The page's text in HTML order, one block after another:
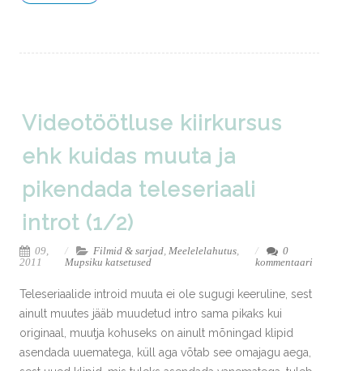
Videotöötluse kiirkursus
ehk kuidas muuta ja
pikendada teleseriaali
introt (1/2)
09,
2011
Filmid & sarjad,Meelelelahutus,
Mupsiku katsetused
0
kommentaari
Teleseriaalide introid muuta ei ole sugugi keeruline, sest
ainult muutes jääb muudetud intro sama pikaks kui
originaal, muutja kohuseks on ainult mõningad klipid
asendada uuematega, küll aga võtab see omajagu aega,